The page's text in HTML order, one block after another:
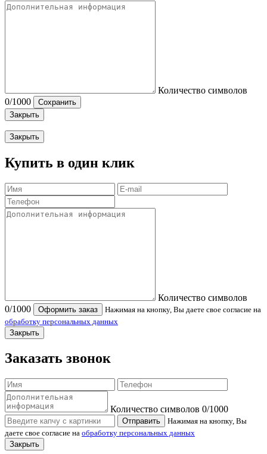
Количество символов
0/1000
Сохранить
Закрыть
Закрыть
Купить в один клик
Количество символов
0/1000 Оформить заказ
Нажимая на кнопку, Вы даете свое согласие на
обработку персональных данных
Закрыть
Заказать звонок
Количество символов 0/1000
Отправить
Нажимая на кнопку, Вы
даете свое согласие на обработку персональных данных
Закрыть